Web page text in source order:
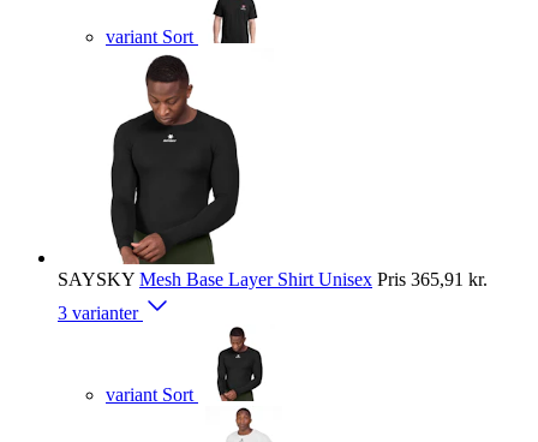
variant Sort
SAYSKY Mesh Base Layer Shirt Unisex Pris 365,91 kr.
3 varianter
variant Sort